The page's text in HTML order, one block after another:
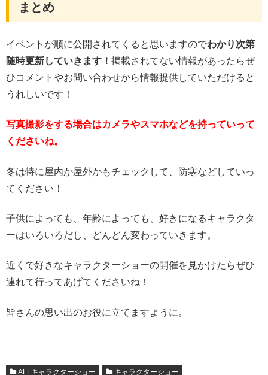
まとめ
イベントが順に公開されてくると思いますのでわかり次第
随時更新していきます！ 掲載されてない情報があったらぜ
ひコメントやお問い合わせから情報提供していただけると
うれしいです！
写真撮影をする場合はカメラやスマホなどを持っていって
くださいね。
冬は特に屋内か屋外かもチェックして、防寒などしていっ
てください！
子供によっても、年齢によっても、好きになるキャラクタ
ーはいろいろだし、どんどん変わっていきます。
近くで好きなキャラクターショーの開催を見かけたらぜひ
連れて行ってあげてくださいね！
皆さんの思い出のお役に立てますように。
ALLキャラクターショー キャラクターショー